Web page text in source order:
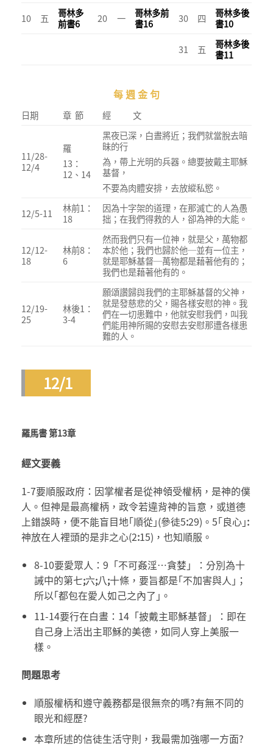
10
五
哥林多
前書6
20 一
哥林多前
書16
30 四
哥林多後
書10
31
五
哥林多後
書11
每 週 金 句
日期 章 節 經 文
11/28-
12/4
羅
13：
12、14
黑夜已深，白晝將近；我們就當脫去暗
昧的行
為，帶上光明的兵器。總要披戴主耶穌
基督，
不要為肉體安排，去放縱私慾。
12/5-11
林前1：
18
因為十字架的道理，在那滅亡的人為愚
拙；在我們得救的人，卻為神的大能。
12/12-
18
林前8：
6
然而我們只有一位神，就是父，萬物都
本於他；我們也歸於他─並有一位主，
就是耶穌基督─萬物都是藉著他有的；
我們也是藉著他有的。
12/19-
25
林後1：
3-4
願頌讚歸與我們的主耶穌基督的父神，
就是發慈悲的父，賜各樣安慰的神。我
們在一切患難中，他就安慰我們，叫我
們能用神所賜的安慰去安慰那遭各樣患
難的人。
12/1
羅馬書 第13章
經文要義
1-7要順服政府：因掌權者是從神領受權柄，是神的僕
人。但神是最高權柄，政令若違背神的旨意，或道德
上錯誤時，便不能盲目地｢順從｣(參徒5:29)。5｢良心｣:
神放在人裡頭的是非之心(2:15)，也知順服。
8-10要愛眾人：9「不可姦淫…貪婪」：分別為十
誡中的第七;六;八;十條，要旨都是｢不加害與人｣；
所以｢都包在愛人如己之內了｣。
11-14要行在白晝：14「披戴主耶穌基督」：即在
自己身上活出主耶穌的美德，如同人穿上美服一
樣。
問題思考
順服權柄和遵守義務都是很無奈的嗎?有無不同的
眼光和經歷?
本章所述的信徒生活守則，我最需加強哪一方面?